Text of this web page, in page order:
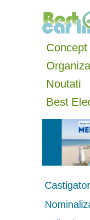
Concept
Noutati
Best
Castigator